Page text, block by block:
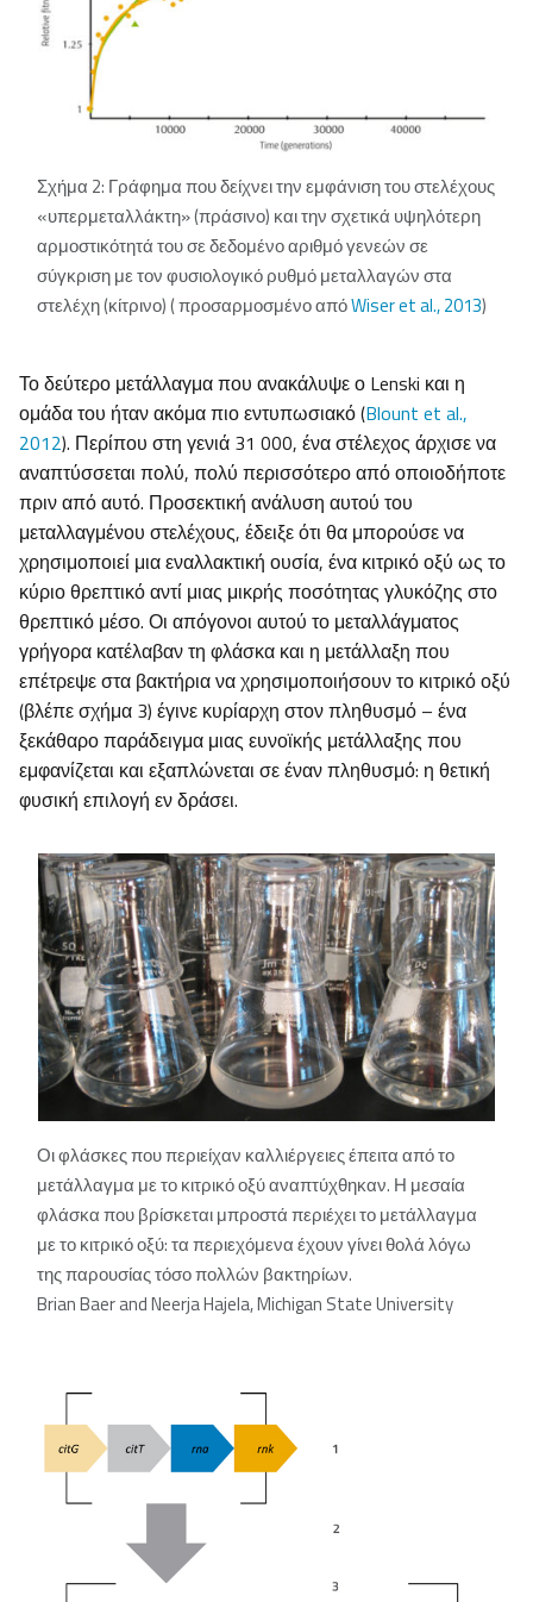
Σχήμα 2: Γράφημα που δείχνει την εμφάνιση του στελέχους
«υπερμεταλλάκτη» (πράσινο) και την σχετικά υψηλότερη
αρμοστικότητά του σε δεδομένο αριθμό γενεών σε
σύγκριση με τον φυσιολογικό ρυθμό μεταλλαγών στα
στελέχη (κίτρινο) ( προσαρμοσμένο απόWiser et al., 2013)
Το δεύτερο μετάλλαγμα που ανακάλυψε ο Lenski και η
ομάδα του ήταν ακόμα πιο εντυπωσιακό (Blount et al.,
2012). Περίπου στη γενιά 31 000, ένα στέλεχος άρχισε να
αναπτύσσεται πολύ, πολύ περισσότερο από οποιοδήποτε
πριν από αυτό. Προσεκτική ανάλυση αυτού του
μεταλλαγμένου στελέχους, έδειξε ότι θα μπορούσε να
χρησιμοποιεί μια εναλλακτική ουσία, ένα κιτρικό οξύ ως το
κύριο θρεπτικό αντί μιας μικρής ποσότητας γλυκόζης στο
θρεπτικό μέσο. Οι απόγονοι αυτού το μεταλλάγματος
γρήγορα κατέλαβαν τη φλάσκα και η μετάλλαξη που
επέτρεψε στα βακτήρια να χρησιμοποιήσουν το κιτρικό οξύ
(βλέπε σχήμα 3) έγινε κυρίαρχη στον πληθυσμό – ένα
ξεκάθαρο παράδειγμα μιας ευνοϊκής μετάλλαξης που
εμφανίζεται και εξαπλώνεται σε έναν πληθυσμό: η θετική
φυσική επιλογή εν δράσει.
Οι φλάσκες που περιείχαν καλλιέργειες έπειτα από το
μετάλλαγμα με το κιτρικό οξύ αναπτύχθηκαν. Η μεσαία
φλάσκα που βρίσκεται μπροστά περιέχει το μετάλλαγμα
με το κιτρικό οξύ: τα περιεχόμενα έχουν γίνει θολά λόγω
της παρουσίας τόσο πολλών βακτηρίων.
Brian Baer and Neerja Hajela, Michigan State University